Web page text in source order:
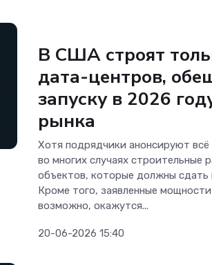
В США строят
дата-центров,
запуску в 2026
рынка
Хотя подрядчики анонсируют
во многих случаях строительные
объектов, которые должны сдать
Кроме того, заявленные
возможно, окажутся...
20-06-2026 15:40